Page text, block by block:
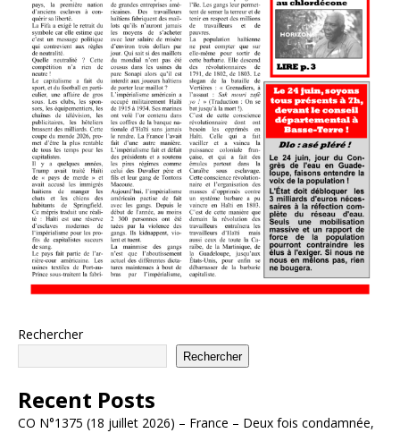
Rechercher
Rechercher
Recent Posts
CO N°1375 (18 juillet 2026) – France – Deux fois condamnée,